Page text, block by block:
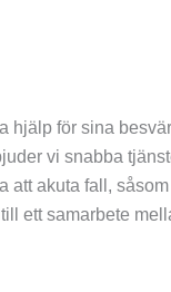
för sina
vi snabba
akuta fall,
ett samarbete